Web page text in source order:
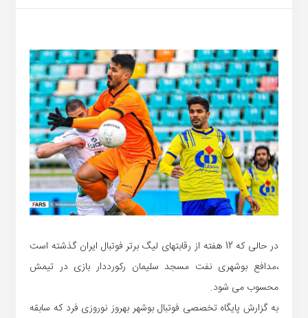
در حالی که 12 هفته از رقابتهای لیگ برتر فوتبال ایران گذشته است
،مدافع بوشهری نفت مسجد سلیمان رکورددار بازی در تیمش
محسوب می شود.
به گزارش پایگاه تخصصی فوتبال بوشهر بهروز نوروزی فرد که سابقه